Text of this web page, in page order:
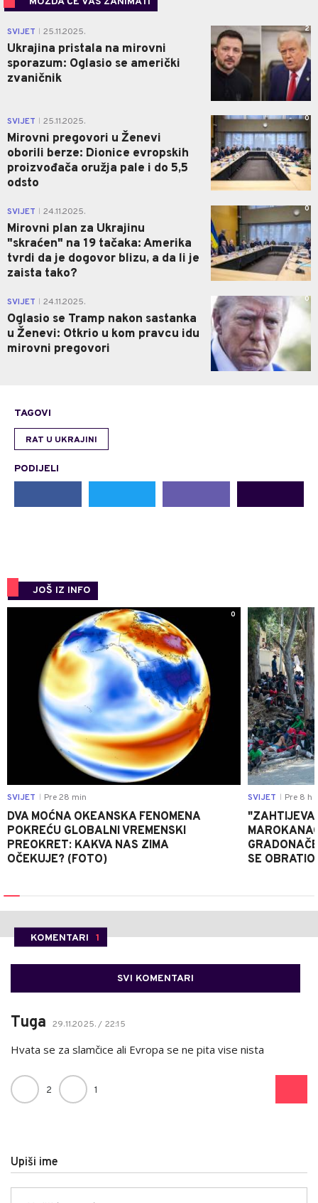
SVIJET 25.11.2025.
Ukrajina pristala na mirovni
sporazum: Oglasio se američki
zvaničnik
2
SVIJET 25.11.2025.
Mirovni pregovori u Ženevi
oborili berze: Dionice evropskih
proizvođača oružja pale i do 5,5
odsto
0
SVIJET 24.11.2025.
Mirovni plan za Ukrajinu
"skraćen" na 19 tačaka: Amerika
tvrdi da je dogovor blizu, a da li je
zaista tako?
0
SVIJET 24.11.2025.
Oglasio se Tramp nakon sastanka
u Ženevi: Otkrio u kom pravcu idu
mirovni pregovori
0
TAGOVI
RAT U UKRAJINI
PODIJELI
JOŠ IZ INFO
0
SVIJET Pre 28 min
DVA MOĆNA OKEANSKA FENOMENA
POKREĆU GLOBALNI VREMENSKI
PREOKRET: KAKVA NAS ZIMA
OČEKUJE? (FOTO)
SVIJET Pre 8 h
SE
KOMENTARI 1
SVI KOMENTARI
Tuga 29.11.2025. / 22:15
Hvata se za slamčice ali Evropa se ne pita vise nista
2 1
Upiši ime